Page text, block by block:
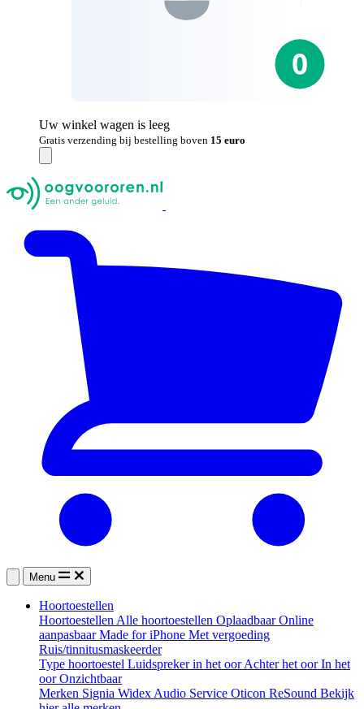
Uw winkel wagen is leeg
Gratis verzending bij bestelling boven 15 euro
Menu
Hoortoestellen
Hoortoestellen Alle hoortoestellen OplaadbaarOnline
aanpasbaarMade for iPhone Met vergoeding
Ruis/tinnitusmaskeerder
Type hoortoestel Luidspreker in het oorAchter het oorIn het
oorOnzichtbaar
Merken Signia Widex Audio Service Oticon ReSound Bekijk